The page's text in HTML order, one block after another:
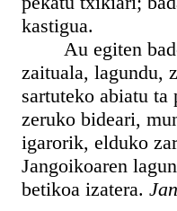
kastigua.
Au egiten
zaituala, lagundu,
sartuteko abiatu
zeruko bideari,
igarorik, elduko
Jangoikoaren
betikoa izatera.